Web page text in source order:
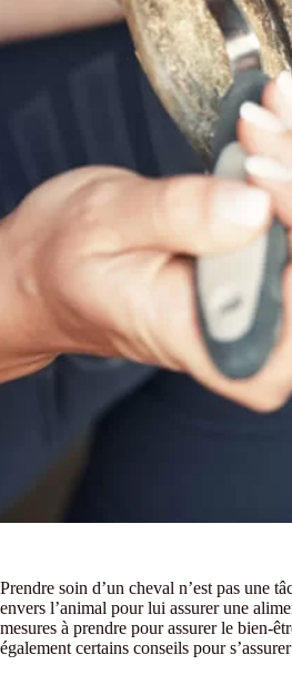
Prendre soin d’un cheval n’est pas une
envers l’animal pour lui assurer une
mesures à prendre pour assurer le bien-
également certains conseils pour